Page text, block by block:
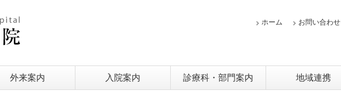
ホーム お問い合わせ
外来案内 入院案内 診療科・部門案内 地域連携